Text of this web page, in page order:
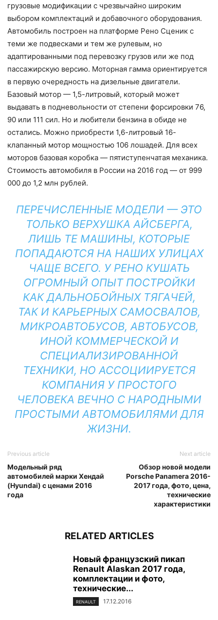
грузовые модификации с чрезвычайно широким
выбором комплектаций и добавочного оборудования.
Автомобиль построен на платформе Рено Сценик с
теми же подвесками и тем же рулевым, но
адаптированными под перевозку грузов или же под
пассажирскую версию. Моторная гамма ориентируется
в первую очередность на дизельные двигатели.
Базовый мотор — 1,5-литровый, который может
выдавать в подневольности от степени форсировки 76,
90 или 111 сил. Но и любители бензина в обиде не
остались. Можно приобрести 1,6-литровый 16-
клапанный мотор мощностью 106 лошадей. Для всех
моторов базовая коробка — пятиступенчатая механика.
Стоимость автомобиля в России на 2016 год — от 999
000 до 1,2 млн рублей.
ПЕРЕЧИСЛЕННЫЕ МОДЕЛИ — ЭТО
ТОЛЬКО ВЕРХУШКА АЙСБЕРГА,
ЛИШЬ ТЕ МАШИНЫ, КОТОРЫЕ
ПОПАДАЮТСЯ НА НАШИХ УЛИЦАХ
ЧАЩЕ ВСЕГО. У РЕНО КУШАТЬ
ОГРОМНЫЙ ОПЫТ ПОСТРОЙКИ
КАК ДАЛЬНОБОЙНЫХ ТЯГАЧЕЙ,
ТАК И КАРЬЕРНЫХ САМОСВАЛОВ,
МИКРОАВТОБУСОВ, АВТОБУСОВ,
ИНОЙ КОММЕРЧЕСКОЙ И
СПЕЦИАЛИЗИРОВАННОЙ
ТЕХНИКИ, НО АССОЦИИРУЕТСЯ
КОМПАНИЯ У ПРОСТОГО
ЧЕЛОВЕКА ВЕЧНО С НАРОДНЫМИ
ПРОСТЫМИ АВТОМОБИЛЯМИ ДЛЯ
ЖИЗНИ.
Previous article
Модельный ряд
автомобилей марки Хендай
(Hyundai) с ценами 2016
года
Next article
Обзор новой модели
Porsche Panamera 2016-
2017 года, фото, цена,
технические
характеристики
RELATED ARTICLES
Новый французский пикап
Renault Alaskan 2017 года,
комплектации и фото,
технические...
RENAULT 17.12.2016